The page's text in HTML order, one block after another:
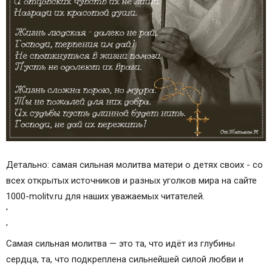
Детально: самая сильная молитва матери о детях своих - со
всех открытых источников и разных уголков мира на сайте
1000-molitv.ru для наших уважаемых читателей.
'
'
Самая сильная молитва — это та, что идёт из глубины
сердца, та, что подкреплена сильнейшей силой любви и